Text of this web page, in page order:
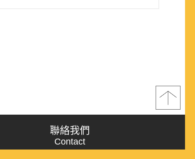
聯絡我們
Contact